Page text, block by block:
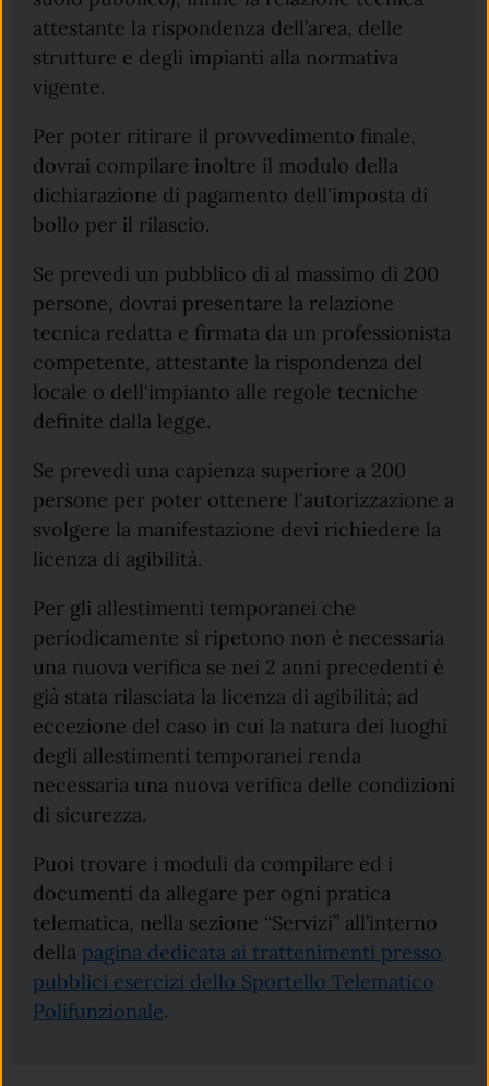
attestante la rispondenza dell’area, delle
strutture e degli impianti alla normativa
vigente.
Per poter ritirare il provvedimento finale,
dovrai compilare inoltre il modulo della
dichiarazione di pagamento dell'imposta di
bollo per il rilascio.
Se prevedi un pubblico di al massimo di 200
persone, dovrai presentare la relazione
tecnica redatta e firmata da un professionista
competente, attestante la rispondenza del
locale o dell'impianto alle regole tecniche
definite dalla legge.
Se prevedi una capienza superiore a 200
persone per poter ottenere l'autorizzazione a
svolgere la manifestazione devi richiedere la
licenza di agibilità.
Per gli allestimenti temporanei che
periodicamente si ripetono non è necessaria
una nuova verifica se nei 2 anni precedenti è
già stata rilasciata la licenza di agibilità; ad
eccezione del caso in cui la natura dei luoghi
degli allestimenti temporanei renda
necessaria una nuova verifica delle condizioni
di sicurezza.
Puoi trovare i moduli da compilare ed i
documenti da allegare per ogni pratica
telematica, nella sezione “Servizi” all’interno
della pagina dedicata ai trattenimenti presso
pubblici esercizi dello Sportello Telematico
Polifunzionale.